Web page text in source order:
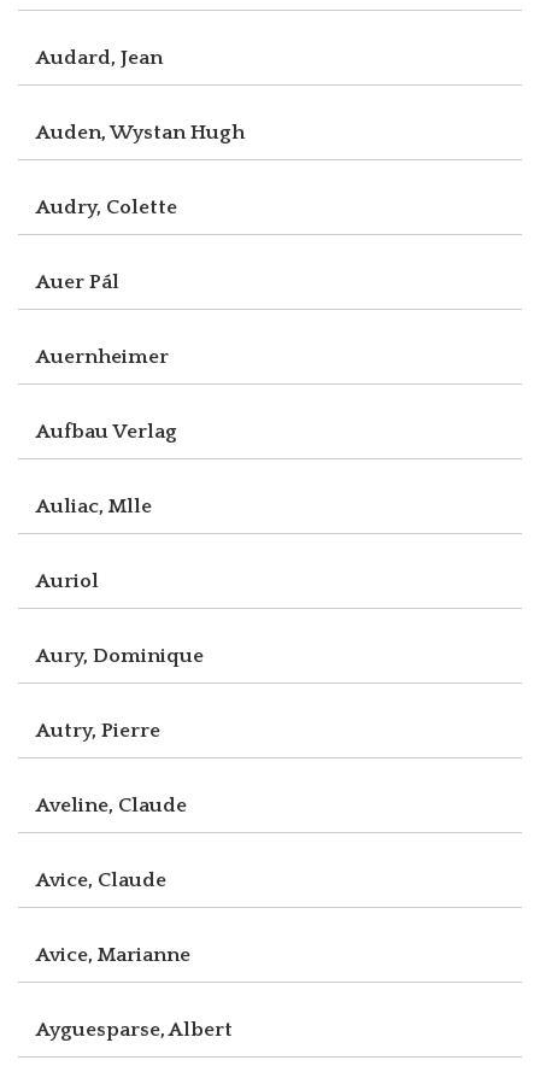
Audard, Jean
Auden, Wystan Hugh
Audry, Colette
Auer Pál
Auernheimer
Aufbau Verlag
Auliac, Mlle
Auriol
Aury, Dominique
Autry, Pierre
Aveline, Claude
Avice, Claude
Avice, Marianne
Ayguesparse, Albert